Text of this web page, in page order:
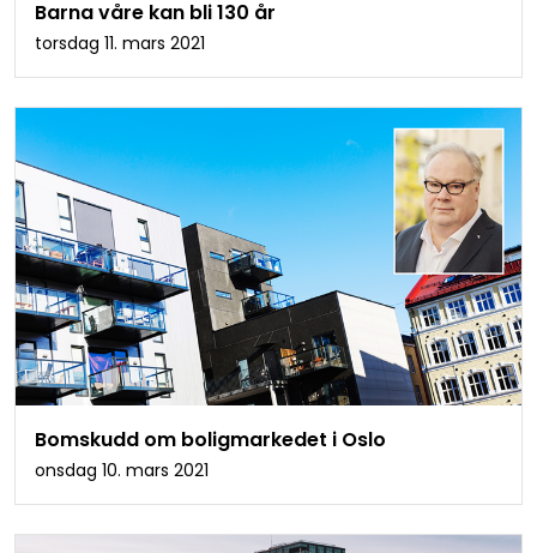
Barna våre kan bli 130 år
torsdag 11. mars 2021
Bomskudd om boligmarkedet i Oslo
onsdag 10. mars 2021